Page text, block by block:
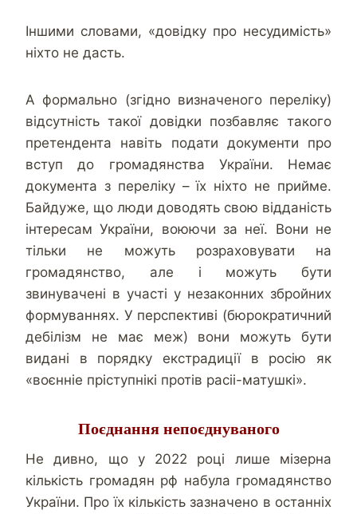
Іншими словами, «довідку про несудимість»
ніхто не дасть.
А формально (згідно визначеного переліку)
відсутність такої довідки позбавляє такого
претендента навіть подати документи про
вступ до громадянства України. Немає
документа з переліку – їх ніхто не прийме.
Байдуже, що люди доводять свою відданість
інтересам України, воюючи за неї. Вони не
тільки не можуть розраховувати на
громадянство, але і можуть бути
звинувачені в участі у незаконних збройних
формуваннях. У перспективі (бюрократичний
дебілізм не має меж) вони можуть бути
видані в порядку екстрадиції в росію як
«воєнніе пріступнікі протів расіі-матушкі».
Поєднання непоєднуваного
Не дивно, що у 2022 році лише мізерна
кількість громадян рф набула громадянство
України. Про їх кількість зазначено в останніх